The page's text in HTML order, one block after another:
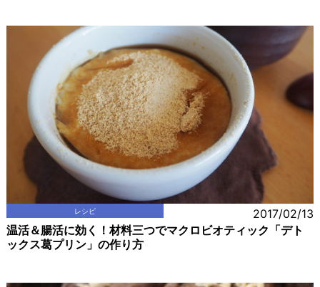
レシピ 2017/02/13
温活＆腸活に効く！材料三つでマクロビオティック「デト
ックス葛プリン」の作り方